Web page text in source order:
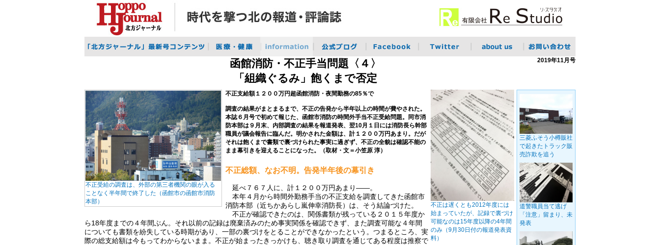
函館消防・不正手当問題〈４〉
「組織ぐるみ」飽くまで否定
2019年11月号
不正受給の調査は、外部の第三者機関の眼が入る
ことなく半年間で終了した（函館市の函館市消防
本部）
不正支給額１２００万円超函館消防・夜間勤務の85％で
調査の結果がまとまるまで、不正の告発から半年以上の時間が費やされた。
本誌６月号で初めて報じた、函館市消防の時間外手当不正受給問題。同市消
防本部は９月末、内部調査の結果を報道発表、翌10月１日には消防長ら幹部
職員が議会報告に臨んだ。明かされた金額は、計１２００万円あまり。だが
それは飽くまで書類で裏づけられた事実に過ぎず、不正の全貌は確認不能の
まま幕引きを迎えることになった。（取材・文＝小笠原 淳）
不正総額、なお不明。告発半年後の幕引き
延べ７６７人に、計１２００万円あまり――。
本年４月から時間外勤務手当の不正支給を調査してきた函館市
消防本部（近ちかあらし嵐伸幸消防長）は、そう結論づけた。
不正が確認できたのは、関係書類が残っている２０１５年度か
ら18年度までの４年間ぶん。それ以前の記録は廃棄済みのため事実関係を確認できず、また調査可能な４年間
についても書類を紛失している時期があり、一部の裏づけをとることができなかったという。つまるところ、実
際の総支給額は今もってわからないまま。不正が始まったきっかけも、聴き取り調査を通じてある程度は推察で
不正は遅くとも2012年度には
始まっていたが、記録で裏づけ
可能なのは15年度以降の4年間
のみ（9月30日付の報道発表資
料）
三菱ふそう小樽販社
で起きたトラック販
売詐欺を追う
道警職員当て逃げ
「注意」留まり、未
発表